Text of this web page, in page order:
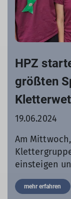
HPZ
größten
19.06.2024
Am
einsteigen
mehr erfahren